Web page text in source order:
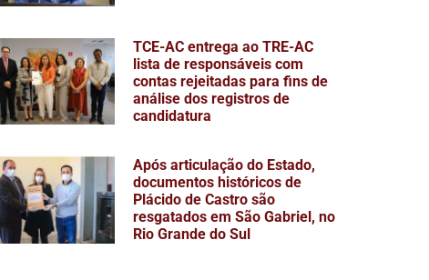
TCE-AC entrega ao TRE-AC
lista de responsáveis com
contas rejeitadas para fins de
análise dos registros de
candidatura
Após articulação do Estado,
documentos históricos de
Plácido de Castro são
resgatados em São Gabriel, no
Rio Grande do Sul